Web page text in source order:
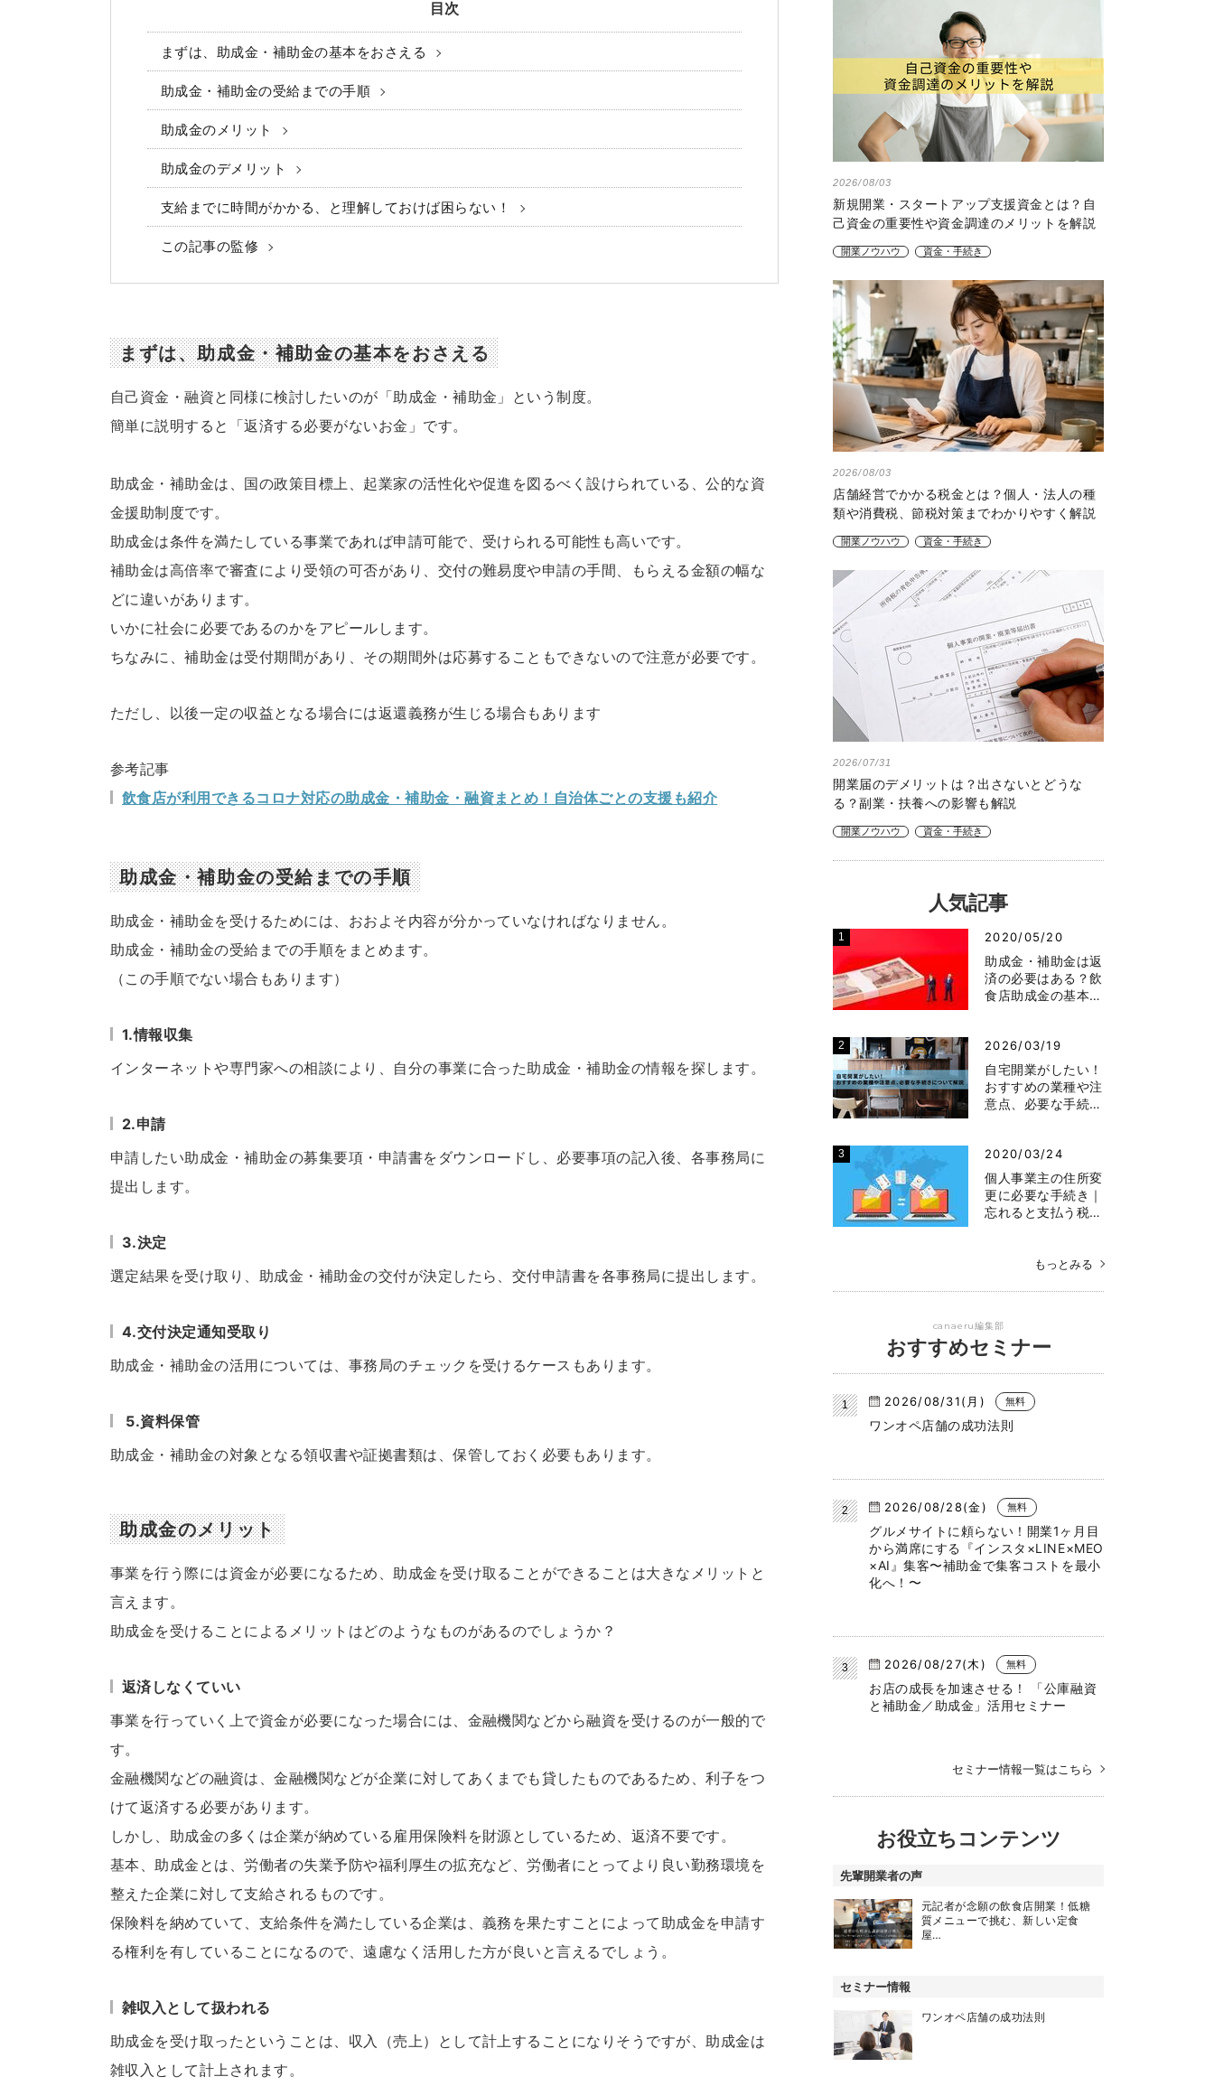
目次
まずは、助成金・補助金の基本をおさえる
助成金・補助金の受給までの手順
助成金のメリット
助成金のデメリット
支給までに時間がかかる、と理解しておけば困らない！
この記事の監修
まずは、助成金・補助金の基本をおさえる
自己資金・融資と同様に検討したいのが「助成金・補助金」という制度。
簡単に説明すると「返済する必要がないお金」です。
助成金・補助金は、国の政策目標上、起業家の活性化や促進を図るべく設けられている、公的な資
金援助制度です。
助成金は条件を満たしている事業であれば申請可能で、受けられる可能性も高いです。
補助金は高倍率で審査により受領の可否があり、交付の難易度や申請の手間、もらえる金額の幅な
どに違いがあります。
いかに社会に必要であるのかをアピールします。
ちなみに、補助金は受付期間があり、その期間外は応募することもできないので注意が必要です。
ただし、以後一定の収益となる場合には返還義務が生じる場合もあります
参考記事
飲食店が利用できるコロナ対応の助成金・補助金・融資まとめ！自治体ごとの支援も紹介
助成金・補助金の受給までの手順
助成金・補助金を受けるためには、おおよそ内容が分かっていなければなりません。
助成金・補助金の受給までの手順をまとめます。
（この手順でない場合もあります）
1.情報収集
インターネットや専門家への相談により、自分の事業に合った助成金・補助金の情報を探します。
2.申請
申請したい助成金・補助金の募集要項・申請書をダウンロードし、必要事項の記入後、各事務局に
提出します。
3.決定
選定結果を受け取り、助成金・補助金の交付が決定したら、交付申請書を各事務局に提出します。
4.交付決定通知受取り
助成金・補助金の活用については、事務局のチェックを受けるケースもあります。
5.資料保管
助成金・補助金の対象となる領収書や証拠書類は、保管しておく必要もあります。
助成金のメリット
事業を行う際には資金が必要になるため、助成金を受け取ることができることは大きなメリットと
言えます。
助成金を受けることによるメリットはどのようなものがあるのでしょうか？
返済しなくていい
事業を行っていく上で資金が必要になった場合には、金融機関などから融資を受けるのが一般的で
す。
金融機関などの融資は、金融機関などが企業に対してあくまでも貸したものであるため、利子をつ
けて返済する必要があります。
しかし、助成金の多くは企業が納めている雇用保険料を財源としているため、返済不要です。
基本、助成金とは、労働者の失業予防や福利厚生の拡充など、労働者にとってより良い勤務環境を
整えた企業に対して支給されるものです。
保険料を納めていて、支給条件を満たしている企業は、義務を果たすことによって助成金を申請す
る権利を有していることになるので、遠慮なく活用した方が良いと言えるでしょう。
雑収入として扱われる
助成金を受け取ったということは、収入（売上）として計上することになりそうですが、助成金は
雑収入として計上されます。
2026/08/03
新規開業・スタートアップ支援資金とは？自
己資金の重要性や資金調達のメリットを解説
開業ノウハウ 資金・手続き
2026/08/03
店舗経営でかかる税金とは？個人・法人の種
類や消費税、節税対策までわかりやすく解説
開業ノウハウ 資金・手続き
2026/07/31
開業届のデメリットは？出さないとどうな
る？副業・扶養への影響も解説
開業ノウハウ 資金・手続き
人気記事
2020/05/20
助成金・補助金は返
済の必要はある？飲
食店助成金の基本…
2026/03/19
自宅開業がしたい！
おすすめの業種や注
意点、必要な手続…
2020/03/24
個人事業主の住所変
更に必要な手続き｜
忘れると支払う税…
もっとみる
canaeru編集部
おすすめセミナー
2026/08/31(月) 無料
ワンオペ店舗の成功法則
2026/08/28(金) 無料
グルメサイトに頼らない！開業1ヶ月目
から満席にする『インスタ×LINE×MEO
×AI』集客〜補助金で集客コストを最小
化へ！〜
2026/08/27(木) 無料
お店の成長を加速させる！ 「公庫融資
と補助金／助成金」活用セミナー
セミナー情報一覧はこちら
お役立ちコンテンツ
先輩開業者の声
元記者が念願の飲食店開業！低糖
質メニューで挑む、新しい定食
屋…
セミナー情報
ワンオペ店舗の成功法則